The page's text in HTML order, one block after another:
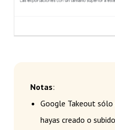
Notas:
Google Takeout sólo
hayas creado o